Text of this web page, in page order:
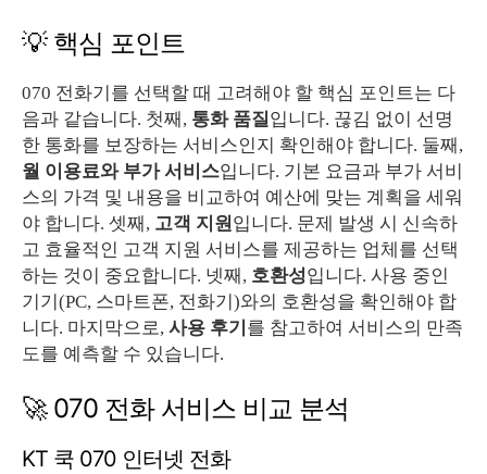
💡 핵심 포인트
070 전화기를 선택할 때 고려해야 할 핵심 포인트는 다
음과 같습니다. 첫째, 통화 품질입니다. 끊김 없이 선명
한 통화를 보장하는 서비스인지 확인해야 합니다. 둘째,
월 이용료와 부가 서비스입니다. 기본 요금과 부가 서비
스의 가격 및 내용을 비교하여 예산에 맞는 계획을 세워
야 합니다. 셋째, 고객 지원입니다. 문제 발생 시 신속하
고 효율적인 고객 지원 서비스를 제공하는 업체를 선택
하는 것이 중요합니다. 넷째, 호환성입니다. 사용 중인
기기(PC, 스마트폰, 전화기)와의 호환성을 확인해야 합
니다. 마지막으로, 사용 후기 를 참고하여 서비스의 만족
도를 예측할 수 있습니다.
🚀 070 전화 서비스 비교 분석
KT 쿡 070 인터넷 전화